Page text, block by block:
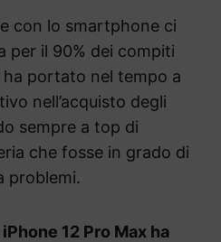
con lo smartphone ci
per il 90% dei compiti
portato nel tempo a
nell’acquisto degli
sempre a top di
che fosse in grado di
problemi.
iPhone 12 Pro Max ha